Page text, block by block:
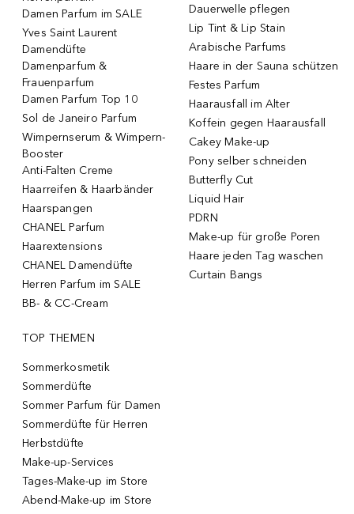
Damen Parfum im SALE
Yves Saint Laurent
Damendüfte
Damenparfum &
Frauenparfum
Damen Parfum Top 10
Sol de Janeiro Parfum
Wimpernserum & Wimpern-
Booster
Anti-Falten Creme
Haarreifen & Haarbänder
Haarspangen
CHANEL Parfum
Haarextensions
CHANEL Damendüfte
Herren Parfum im SALE
BB- & CC-Cream
Dauerwelle pflegen
Lip Tint & Lip Stain
Arabische Parfums
Haare in der Sauna schützen
Festes Parfum
Haarausfall im Alter
Koffein gegen Haarausfall
Cakey Make-up
Pony selber schneiden
Butterfly Cut
Liquid Hair
PDRN
Make-up für große Poren
Haare jeden Tag waschen
Curtain Bangs
TOP THEMEN
Sommerkosmetik
Sommerdüfte
Sommer Parfum für Damen
Sommerdüfte für Herren
Herbstdüfte
Make-up-Services
Tages-Make-up im Store
Abend-Make-up im Store